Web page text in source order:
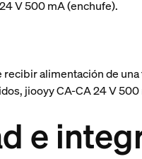
V 500 mA (enchufe).
alimentación de
jiooyy CA-CA 24 V
e